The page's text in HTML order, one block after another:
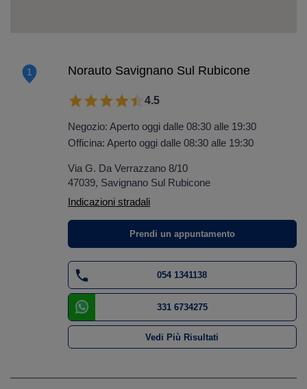
1 Norauto Savignano Sul Rubicone
4.5
Negozio: Aperto oggi dalle 08:30 alle 19:30
Officina: Aperto oggi dalle 08:30 alle 19:30
Via G. Da Verrazzano 8/10
47039, Savignano Sul Rubicone
Indicazioni stradali
Prendi un appuntamento
054 1341138
331 6734275
Vedi Più Risultati